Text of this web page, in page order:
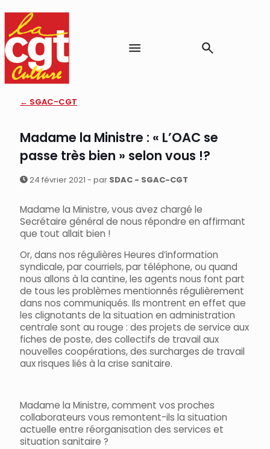
← SGAC-CGT
Madame la Ministre : « L’OAC se
passe très bien » selon vous !?
24 février 2021 - par SDAC - SGAC-CGT
Madame la Ministre, vous avez chargé le
Secrétaire général de nous répondre en affirmant
que tout allait bien !
Or, dans nos régulières Heures d’information
syndicale, par courriels, par téléphone, ou quand
nous allons à la cantine, les agents nous font part
de tous les problèmes mentionnés régulièrement
dans nos communiqués. Ils montrent en effet que
les clignotants de la situation en administration
centrale sont au rouge : des projets de service aux
fiches de poste, des collectifs de travail aux
nouvelles coopérations, des surcharges de travail
aux risques liés à la crise sanitaire.
Madame la Ministre, comment vos proches
collaborateurs vous remontent-ils la situation
actuelle entre réorganisation des services et
situation sanitaire ?